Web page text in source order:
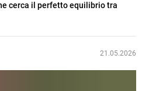
cerca il perfetto equilibrio tra
21.05.2026